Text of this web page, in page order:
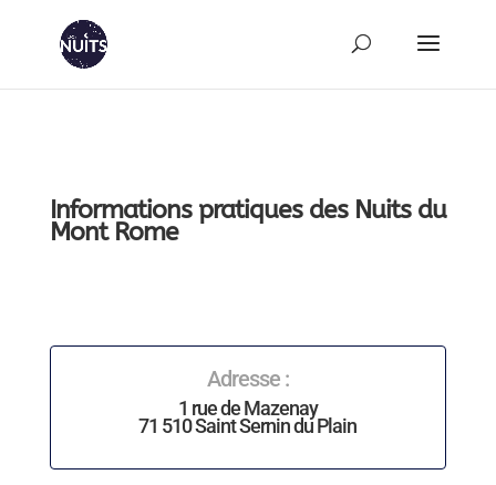
Informations pratiques des Nuits du
Mont Rome
Adresse :
1 rue de Mazenay
71 510 Saint Sernin du Plain